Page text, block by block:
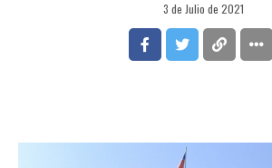
3 de Julio de 2021